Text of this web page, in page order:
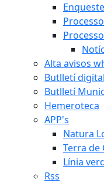
Alta avisos
Butlletí digital
Butlletí
Hemeroteca
APP's
Natura
Terra de
Línia
Rss